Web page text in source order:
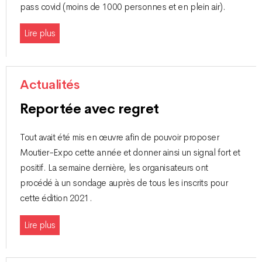
pass covid (moins de 1000 personnes et en plein air).
Lire plus
Actualités
Reportée avec regret
Tout avait été mis en œuvre afin de pouvoir proposer
Moutier-Expo cette année et donner ainsi un signal fort et
positif. La semaine dernière, les organisateurs ont
procédé à un sondage auprès de tous les inscrits pour
cette édition 2021.
Lire plus